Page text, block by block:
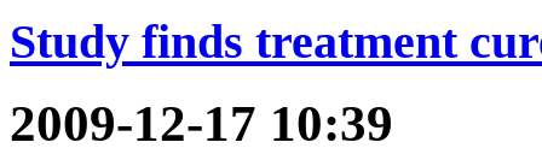
Study finds treatment
2009-12-17 10:39